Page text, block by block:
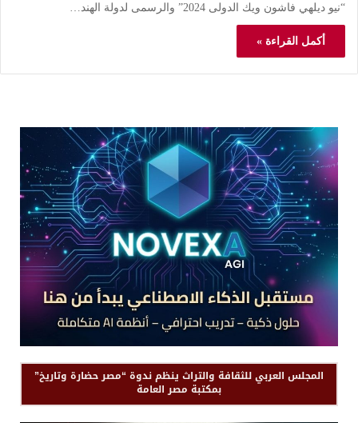
“نيو ديلهي فاشون ويك الدولى 2024” والرسمى لدولة الهند…
أكمل القراءة »
المجلس العربي للثقافة والتراث ينظم ندوة “مصر حضارة وتاريخ”
بمكتبة مصر العامة